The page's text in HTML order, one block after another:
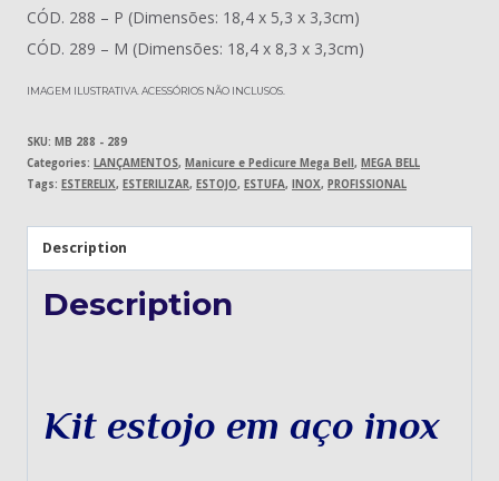
CÓD. 288 – P (Dimensões: 18,4 x 5,3 x 3,3cm)
CÓD. 289 – M (Dimensões: 18,4 x 8,3 x 3,3cm)
IMAGEM ILUSTRATIVA. ACESSÓRIOS NÃO INCLUSOS.
SKU: MB 288 - 289
Categories: LANÇAMENTOS, Manicure e Pedicure Mega Bell, MEGA BELL
Tags: ESTERELIX, ESTERILIZAR, ESTOJO, ESTUFA, INOX, PROFISSIONAL
Description
Description
Kit estojo em aço inox